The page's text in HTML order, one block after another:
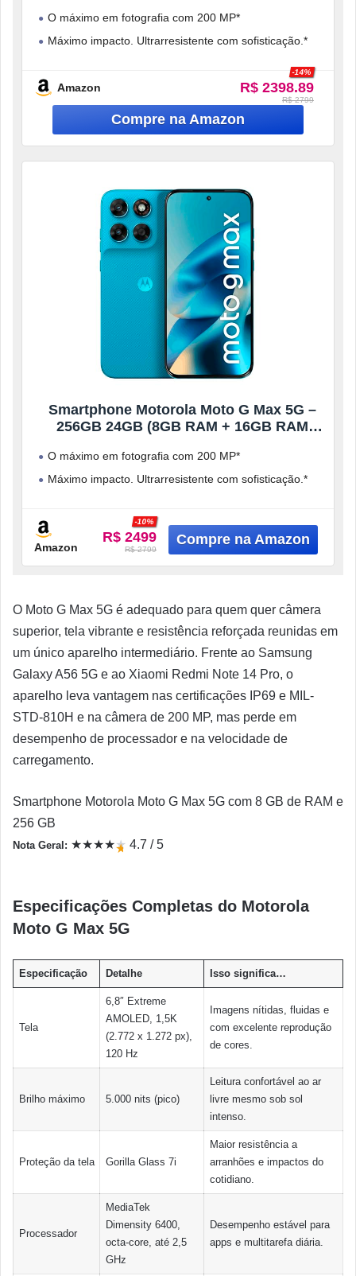
extreme AMOLED 120hz, IP68 e IP69 –
Grafite
O máximo em fotografia com 200 MP*
Máximo impacto. Ultrarresistente com sofisticação.*
Bateria com fôlego máximo
Amazon R$ 2398.89
-14%
R$ 2799
Smartphone Motorola Moto G Max 5G –
256GB 24GB (8GB RAM + 16GB RAM
extreme AMOLED 120hz, IP68 e IP69 –
Azul Claro
O máximo em fotografia com 200 MP*
Máximo impacto. Ultrarresistente com sofisticação.*
Bateria com fôlego máximo
Amazon
R$ 2499
-10%
R$ 2799
O Moto G Max 5G é adequado para quem quer câmera
superior, tela vibrante e resistência reforçada reunidas em
um único aparelho intermediário. Frente ao Samsung
Galaxy A56 5G e ao Xiaomi Redmi Note 14 Pro, o
aparelho leva vantagem nas certificações IP69 e MIL-
STD-810H e na câmera de 200 MP, mas perde em
desempenho de processador e na velocidade de
carregamento.
Smartphone Motorola Moto G Max 5G com 8 GB de RAM e
256 GB
Nota Geral: ★★★★★
★ 4.7 / 5
Especificações Completas do Motorola
Moto G Max 5G
Especificação Detalhe Isso significa…
Tela
6,8″ Extreme
AMOLED, 1,5K
(2.772 x 1.272 px),
120 Hz
Imagens nítidas, fluidas e
com excelente reprodução
de cores.
Brilho máximo 5.000 nits (pico)
Leitura confortável ao ar
livre mesmo sob sol
intenso.
Proteção da tela Gorilla Glass 7i
Maior resistência a
arranhões e impactos do
cotidiano.
Processador
MediaTek
Dimensity 6400,
octa-core, até 2,5
GHz
Desempenho estável para
apps e multitarefa diária.